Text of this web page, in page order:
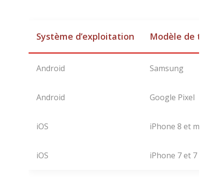
Système d’exploitation Modèle de
Android Samsung
Android Google Pixel
iOS iPhone 8 et
iOS iPhone 7 et 7 Plus